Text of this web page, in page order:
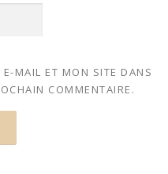
MAIL ET MON SITE DANS
COMMENTAIRE.